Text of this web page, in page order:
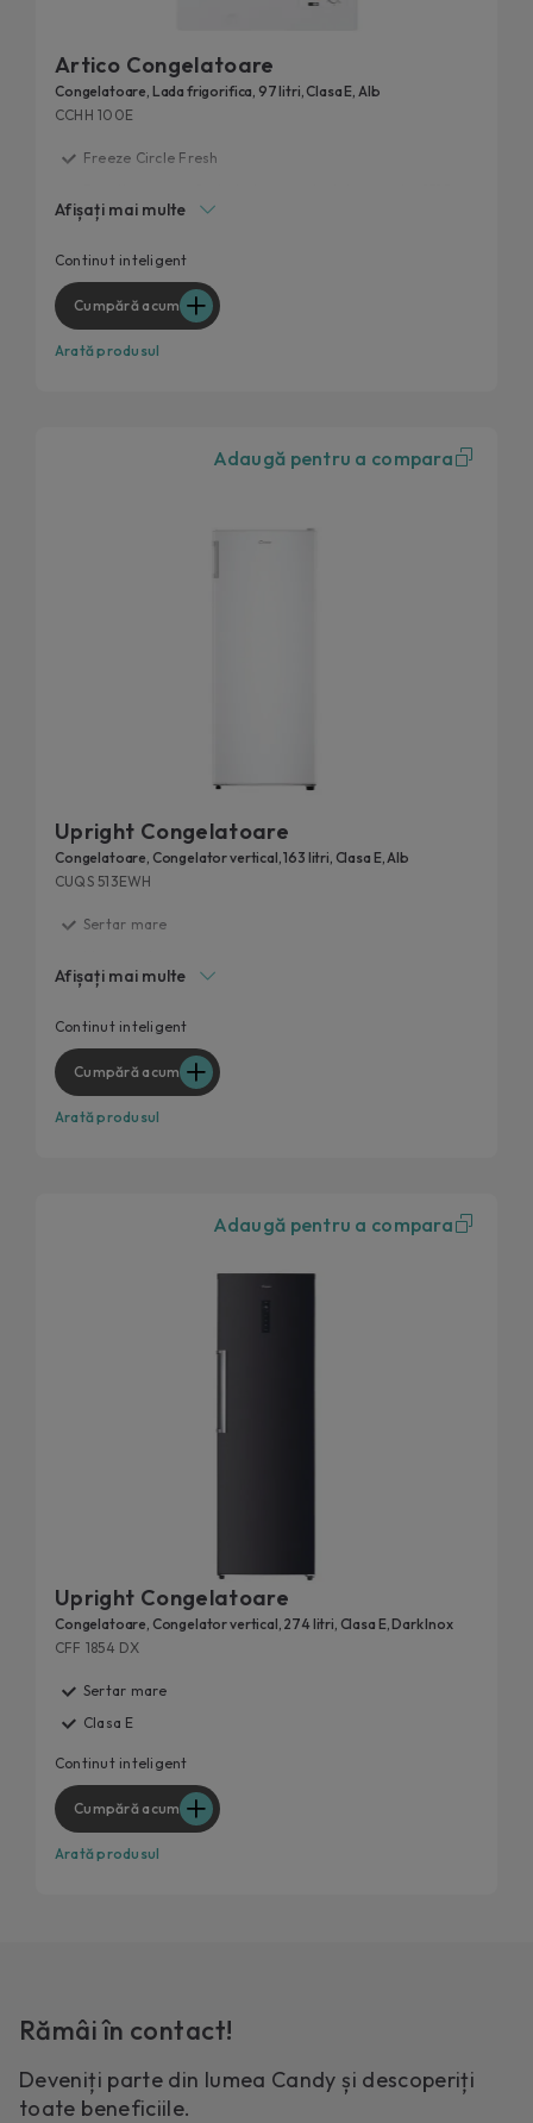
Artico Congelatoare
Congelatoare, Lada frigorifica, 97 litri, Clasa E, Alb
CCHH 100E
Freeze Circle Fresh
Deschidere usoara
Continut extra prin hOn
100 L
Afișați mai multe
Continut inteligent
Cumpără acum
Arată produsul
Adaugă pentru a compara
Upright Congelatoare
Congelatoare, Congelator vertical, 163 litri, Clasa E, Alb
CUQS 513EWH
Sertar mare
Usa reversibila
Clasa E
Mai putina gheata, curatare mai rapida
Afișați mai multe
Continut inteligent
Cumpără acum
Arată produsul
Adaugă pentru a compara
Upright Congelatoare
Congelatoare, Congelator vertical, 274 litri, Clasa E, Dark Inox
CFF 1854 DX
Sertar mare
Clasa E
Continut inteligent
Cumpără acum
Arată produsul
Rămâi în contact!
Deveniți parte din lumea Candy și descoperiți
toate beneficiile.